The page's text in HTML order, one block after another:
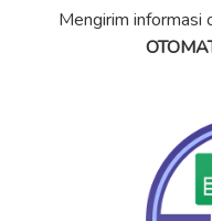
Mengirim informasi